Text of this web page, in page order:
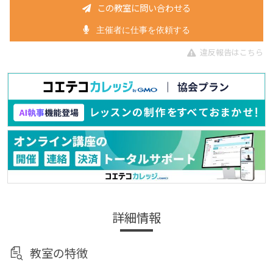
この教室に問い合わせる
主催者に仕事を依頼する
違反報告はこちら
詳細情報
教室の特徴